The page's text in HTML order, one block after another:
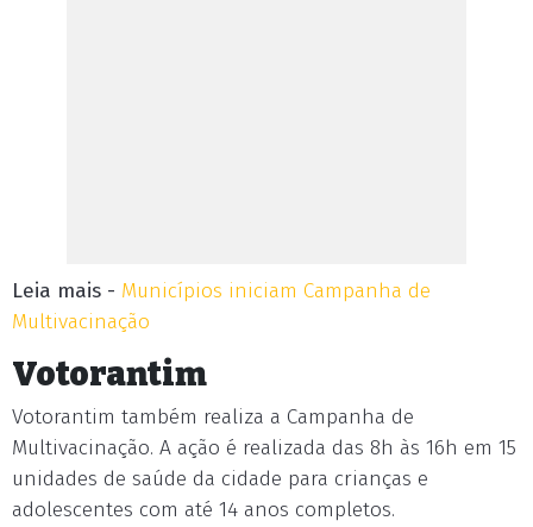
Leia mais - Municípios iniciam Campanha de
Multivacinação
Votorantim
Votorantim também realiza a Campanha de
Multivacinação. A ação é realizada das 8h às 16h em 15
unidades de saúde da cidade para crianças e
adolescentes com até 14 anos completos.